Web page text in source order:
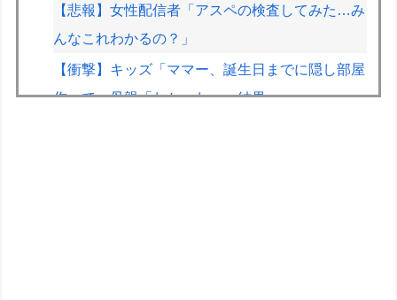
【悲報】女性配信者「アスペの検査してみた…み
んなこれわかるの？」
【衝撃】キッズ「ママー、誕生日までに隠し部屋
作って」母親「わかった」→結果ｗｗｗｗ